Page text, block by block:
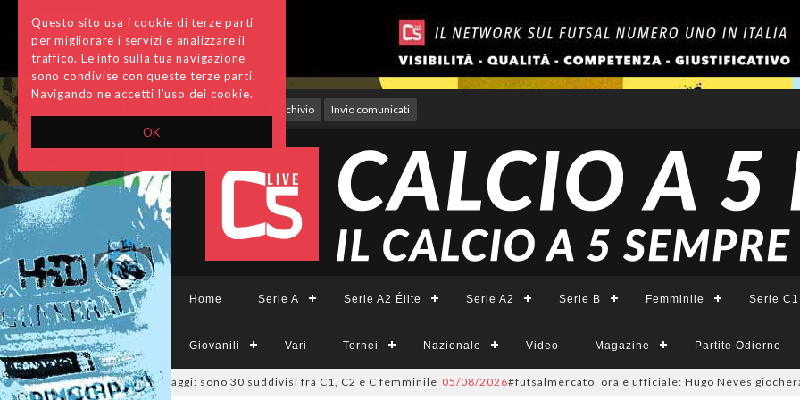
OK
Questo sito usa i cookie di terze parti
per migliorare i servizi e analizzare il
traffico. Le info sulla tua navigazione
sono condivise con queste terze parti.
Navigando ne accetti l'uso dei cookie.
Archivio Invio comunicati
Home Serie A Serie A2 Élite Serie A2 Serie B Femminile Serie C1
Giovanili Vari Tornei Nazionale Video Magazine Partite Odierne
Lazio, deliberati i ripescaggi: sono 30 suddivisi fra C1, C2 e C femminile 05/08/2026#futsalmercato, ora è ufficiale: Hugo Neves giocherà